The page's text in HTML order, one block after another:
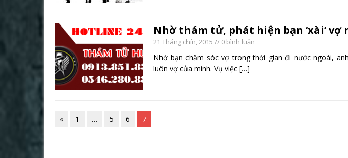
Nhờ thám tử, phát hiện bạn ‘xài’ vợ
21 Tháng chín, 2015 // 0 bình luận
Nhờ bạn chăm sóc vợ trong thời gian đi nước ngoài,
luôn vợ của mình. Vụ việc […]
« 1 … 5 6 7